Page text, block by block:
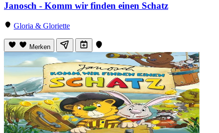
Janosch - Komm wir finden einen Schatz
Gloria & Gloriette
Merken